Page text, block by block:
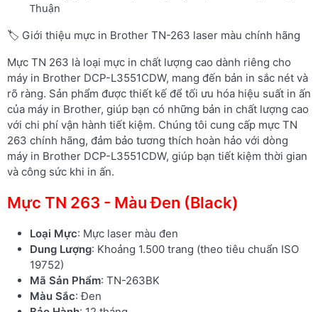
Thuận
🏷️ Giới thiệu mực in Brother TN-263 laser màu chính hãng
Mực TN 263 là loại mực in chất lượng cao dành riêng cho
máy in Brother DCP-L3551CDW, mang đến bản in sắc nét và
rõ ràng. Sản phẩm được thiết kế để tối ưu hóa hiệu suất in ấn
của máy in Brother, giúp bạn có những bản in chất lượng cao
với chi phí vận hành tiết kiệm. Chúng tôi cung cấp mực TN
263 chính hãng, đảm bảo tương thích hoàn hảo với dòng
máy in Brother DCP-L3551CDW, giúp bạn tiết kiệm thời gian
và công sức khi in ấn.
Mực TN 263 - Màu Đen (Black)
Loại Mực: Mực laser màu đen
Dung Lượng: Khoảng 1.500 trang (theo tiêu chuẩn ISO
19752)
Mã Sản Phẩm: TN-263BK
Màu Sắc: Đen